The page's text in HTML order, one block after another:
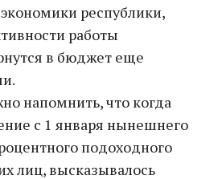
республики,
работы
в бюджет еще
напомнить, что когда
с 1 января нынешнего
подоходного
лиц, высказывалось